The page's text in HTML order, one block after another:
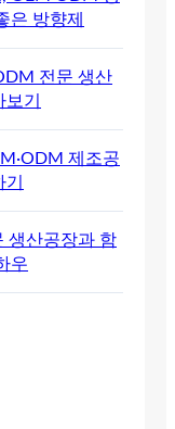
은 방향제
전문 생산
기
제조공
생산공장과 함
우